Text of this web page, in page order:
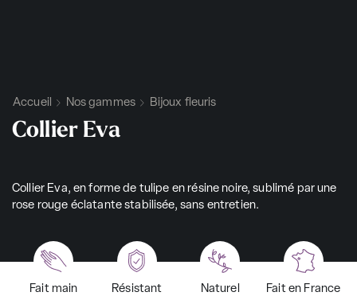
Accueil Nos gammes Bijoux fleuris
Collier Eva
Collier Eva, en forme de tulipe en résine noire, sublimé par une
rose rouge éclatante stabilisée, sans entretien.
Fait main Résistant Naturel Fait en France